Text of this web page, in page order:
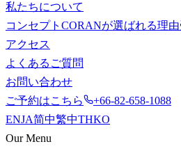
私たちについて
コンセプト CORANが選ばれる理由
アクセス
よくあるご質問
お問い合わせ
ご予約はこちら
+66-82-658-1088
ENJA简中繁中THKO
Our Menu